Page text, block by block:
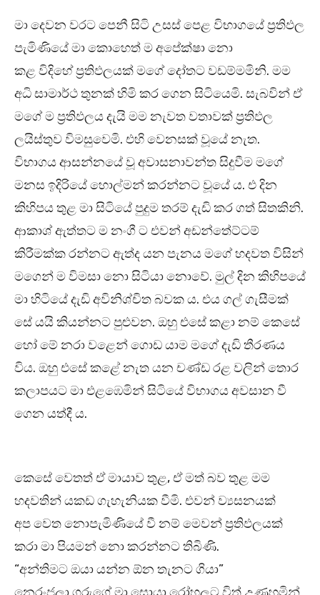
මා දෙවන වරට පෙනී සිටි උසස් පෙළ විභාගයේ ප්‍රතිඵල
පැමිණියේ මා කොහෙත් ම අපේක්ෂා නො
කළ විදිහේ ප්‍රතිඵලයක් මගේ දෝතට වඩම්මමිනි. මම
අධි සාමාර්ථ තුනක් හිමි කර ගෙන සිටියෙමි. සැබවින් ඒ
මගේ ම ප්‍රතිඵලය දැයි මම නැවත වතාවක් ප්‍රතිඵල
ලයිස්තුව විමසුවෙමි. එහි වෙනසක් වූයේ නැත.
විභාගය ආසන්නයේ වූ අවාසනාවන්ත සිදුවීම මගේ
මනස ඉදිරියේ හොල්මන් කරන්නට වූයේ ය. එ දින
කිහිපය තුළ මා සිටියේ පුදුම තරම් දැඩි කර ගත් සිතකිනි.
ආකාශ් ඇත්තට ම නංගී ට එවන් අඩන්තේට්ටම්
කිරීමක්ක රන්නට ඇත්ද යන පැනය මගේ හදවත විසින්
මගෙන් ම විමසා නො සිටියා නොවේ. මුල් දින කිහිපයේ
මා හිටියේ දැඩි අවිනිශ්චිත බවක ය. එය ගල් ගැසීමක්
සේ යයි කියන්නට පුළුවන. ඔහු එසේ කළා නම් කෙසේ
හෝ මේ නරා වළෙන් ගොඩ යාම මගේ දැඩි තීරණය
විය. ඔහු එසේ කළේ නැත යන චණ්ඩ රළ වලින් තොර
කලාපයට මා එළඹෙමින් සිටියේ විභාගය අවසාන වී
ගෙන යත්දී ය.
කෙසේ වෙතත් ඒ මායාව තුළ, ඒ මත් බව තුළ මම
හදවතින් යකඩ ගැහැනියක වීමි. එවන් ව්‍යසනයක්
අප වෙත නොපැමිණියේ වී නම් මෙවන් ප්‍රතිඵලයක්
කරා මා පියමන් නො කරන්නට තිබිණි.
“අන්තිමට ඔයා යන්න ඕන තැනට ගියා”